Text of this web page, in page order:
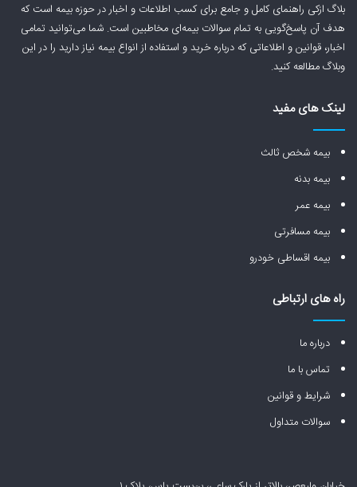
بلاگ ازکی راهنمای کامل و جامع برای کسب اطلاعات و اخبار در حوزه بیمه است که
هدف آن پاسخ‌گویی به تمام سوالات بیمه‌ای مخاطبین است. شما می‌توانید تمامی
اخبار، قوانین و اطلاعاتی که درباره خرید و استفاده از انواع بیمه نیاز دارید را در این
وبلاگ مطالعه کنید.
لینک های مفید
بیمه شخص ثالث
بیمه بدنه
بیمه عمر
بیمه مسافرتی
بیمه اقساطی خودرو
راه های ارتباطی
درباره ما
تماس با ما
شرایط و قوانین
سوالات متداول